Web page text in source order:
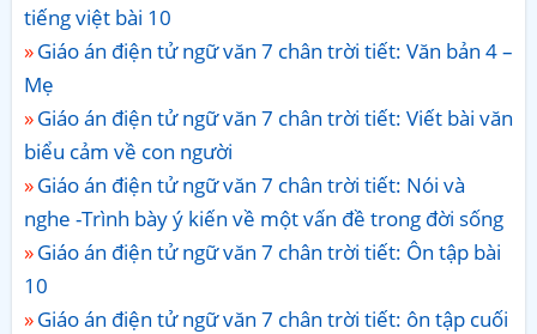
tiếng việt bài 10
Giáo án điện tử ngữ văn 7 chân trời tiết: Văn bản 4 –
Mẹ
Giáo án điện tử ngữ văn 7 chân trời tiết: Viết bài văn
biểu cảm về con người
Giáo án điện tử ngữ văn 7 chân trời tiết: Nói và
nghe -Trình bày ý kiến về một vấn đề trong đời sống
Giáo án điện tử ngữ văn 7 chân trời tiết: Ôn tập bài
10
Giáo án điện tử ngữ văn 7 chân trời tiết: ôn tập cuối